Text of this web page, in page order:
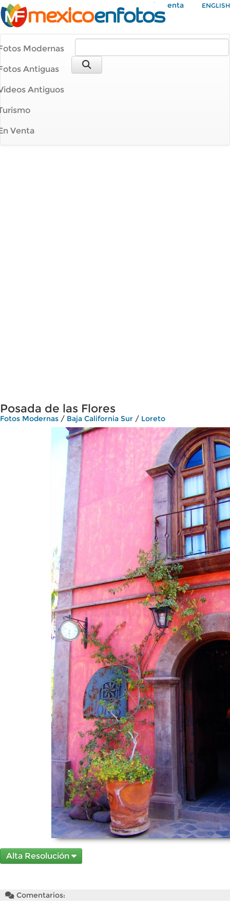
Mi Cuenta ENGLISH
Modernas
Antiguas
Antiguos
Venta
Posada de las Flores
Fotos Modernas / Baja California Sur / Loreto
Alta Resolución
Comentarios: